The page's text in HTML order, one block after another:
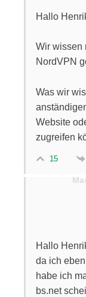
Hallo
Wir wissen
NordVPN
Was wir
Website
zugreifen
15
Hallo
da ich
habe ich
bs.net